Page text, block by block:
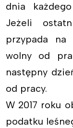
dnia
Jeżeli
przypada na
wolny od
następny
od pracy.
W 2017 roku
podatku